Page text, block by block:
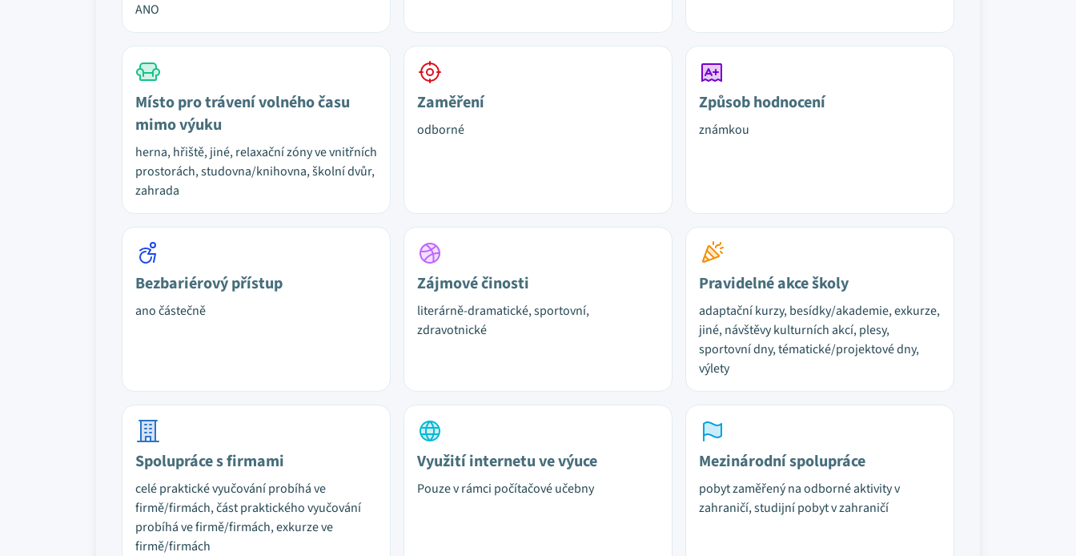
ANO
Místo pro trávení volného času
mimo výuku
herna, hřiště, jiné, relaxační zóny ve vnitřních
prostorách, studovna/knihovna, školní dvůr,
zahrada
Zaměření
odborné
Způsob hodnocení
známkou
Bezbariérový přístup
ano částečně
Zájmové činosti
literárně-dramatické, sportovní,
zdravotnické
Pravidelné akce školy
adaptační kurzy, besídky/akademie, exkurze,
jiné, návštěvy kulturních akcí, plesy,
sportovní dny, tématické/projektové dny,
výlety
Spolupráce s firmami
celé praktické vyučování probíhá ve
firmě/firmách, část praktického vyučování
probíhá ve firmě/firmách, exkurze ve
firmě/firmách
Využití internetu ve výuce
Pouze v rámci počítačové učebny
Mezinárodní spolupráce
pobyt zaměřený na odborné aktivity v
zahraničí, studijní pobyt v zahraničí